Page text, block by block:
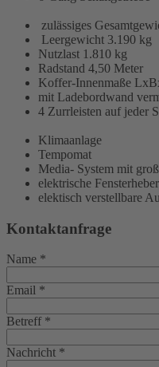
zulässiges
Leergewicht 3.190 kg
Nutzlast 1.810 kg
Radstand 4,50 Meter
Koffer-Innenmaße
mit Ladebordwand
4 Zurrleisten auf jeder
Klimaanlage
Tempomat
Media- System mit
elektrische Fensterheber
elektisch verstellbare
Kontaktanfrage
Name *
Email *
Betreff *
Nachricht *